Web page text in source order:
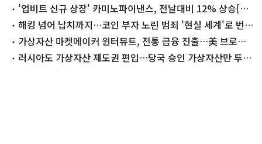
'업비트 신규 상장' 카미노파이낸스, 전날대비 12% 상승[특
징코인]
해킹 넘어 납치까지…코인 부자 노린 범죄 '현실 세계'로 번졌
다 가상자산 마켓메이커 윈터뮤트, 전통 금융 진출…美 브로커
딜러 등록 완료
러시아도 가상자산 제도권 편입…당국 승인 가상자산만 투자